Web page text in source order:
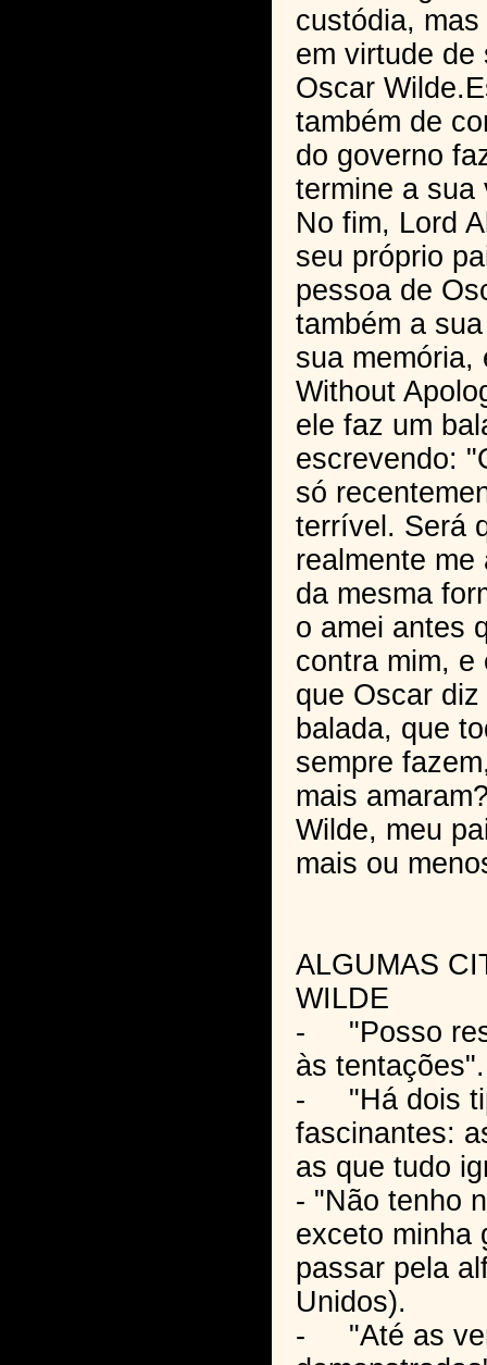
custódia,
em virtude de
Oscar
também de
do governo
termine a sua
No fim, Lord
seu próprio
pessoa de
também a
sua memória,
Without
ele faz um
escrevendo:
só
terrível. Será
realmente me
da mesma
o amei antes
contra mim, e
que Oscar
balada, que
sempre
mais
Wilde, meu
mais ou
ALGUMAS
WILDE
- "Posso
às tentações".
- "Há dois
fascinantes:
as que tudo
- "Não tenho
exceto minha
passar pela
Unidos).
- "Até as